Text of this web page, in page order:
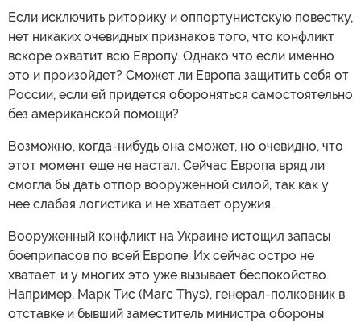
Если исключить риторику и оппортунистскую повестку,
нет никаких очевидных признаков того, что конфликт
вскоре охватит всю Европу. Однако что если именно
это и произойдет? Сможет ли Европа защитить себя от
России, если ей придется обороняться самостоятельно
без американской помощи?
Возможно, когда-нибудь она сможет, но очевидно, что
этот момент еще не настал. Сейчас Европа вряд ли
смогла бы дать отпор вооруженной силой, так как у
нее слабая логистика и не хватает оружия.
Вооруженный конфликт на Украине истощил запасы
боеприпасов по всей Европе. Их сейчас остро не
хватает, и у многих это уже вызывает беспокойство.
Например, Марк Тис (Marc Thys), генерал-полковник в
отставке и бывший заместитель министра обороны